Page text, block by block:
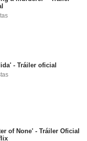
- Tráiler oficial
of None' - Tráiler Oficial